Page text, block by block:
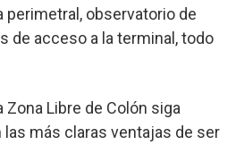
perimetral, observatorio de
de acceso a la terminal, todo
Zona Libre de Colón siga
más claras ventajas de ser